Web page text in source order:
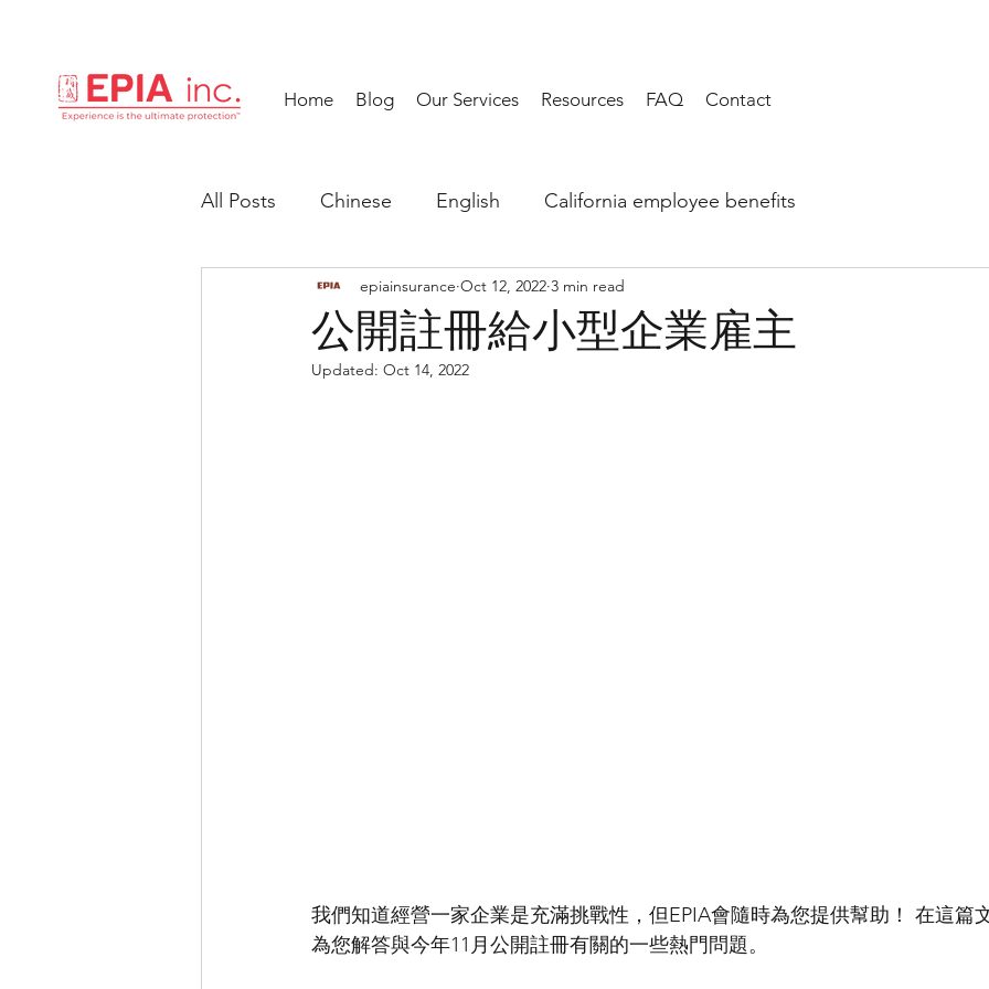
Home Blog Our Services Resources FAQ Contact
All Posts Chinese English California employee benefits
公開註冊給小型企業雇主
epiainsurance Oct 12, 2022 3 min read
Updated: Oct 14, 2022
我們知道經營一家企業是充滿挑戰性，但EPIA會隨時為您提供幫助！ 在這篇
為您解答與今年11月公開註冊有關的一些熱門問題。